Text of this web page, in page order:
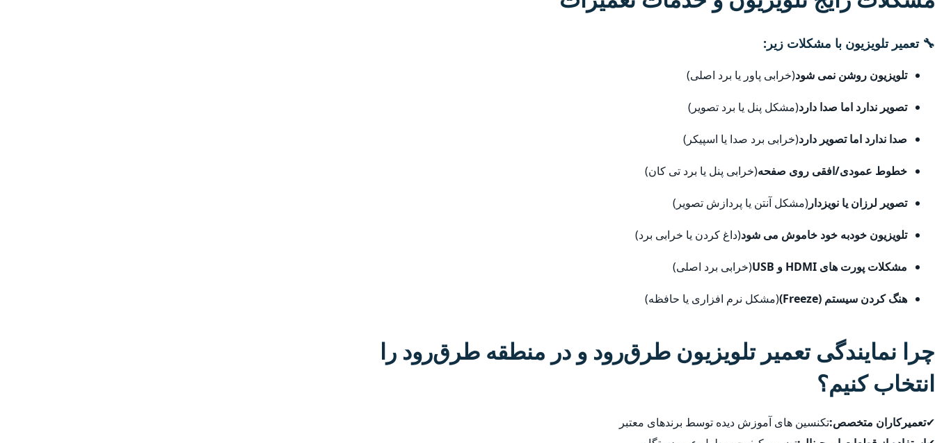
🔧 تعمیر تلویزیون با مشکلات زیر:
تلویزیون روشن نمی شود(خرابی پاور یا برد اصلی)
تصویر ندارد اما صدا دارد(مشکل پنل یا برد تصویر)
صدا ندارد اما تصویر دارد(خرابی برد صدا یا اسپیکر)
خطوط عمودی/افقی روی صفحه(خرابی پنل یا برد تی کان)
تصویر لرزان یا نویزدار(مشکل آنتن یا پردازش تصویر)
تلویزیون خودبه خود خاموش می شود(داغ کردن یا خرابی برد)
مشکلات پورت های HDMI و USB (خرابی برد اصلی)
هنگ کردن سیستم (Freeze) (مشکل نرم افزاری یا حافظه)
چرا نمایندگی تعمیر تلویزیون طرق‌رود و در منطقه طرق‌رود را
انتخاب کنیم؟
✔تعمیرکاران متخصص:تکنسین های آموزش دیده توسط برندهای معتبر